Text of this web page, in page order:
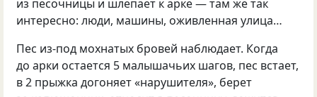
из песочницы и шлепает к арке — там же так
интересно: люди, машины, оживленная улица…
Пес из-под мохнатых бровей наблюдает. Когда
до арки остается 5 малышачьих шагов, пес встает,
в 2 прыжка догоняет«нарушителя», берет